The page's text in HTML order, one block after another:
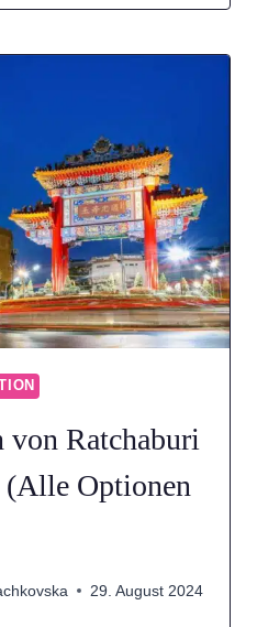
Ratchaburi
(Alle Optionen
29. August 2024